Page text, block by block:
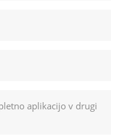
aplikacijo v drugi